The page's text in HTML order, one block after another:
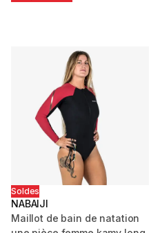
Soldes
NABAIJI
Maillot de bain de natation